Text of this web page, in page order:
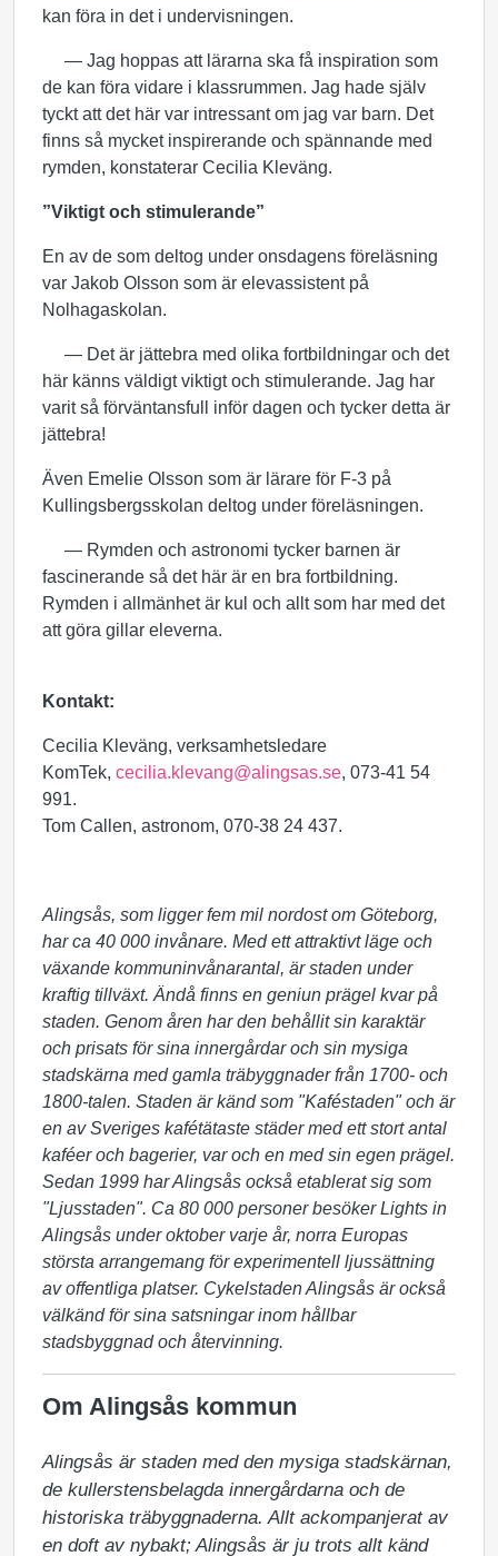
kan föra in det i undervisningen.
— Jag hoppas att lärarna ska få inspiration som
de kan föra vidare i klassrummen. Jag hade själv
tyckt att det här var intressant om jag var barn. Det
finns så mycket inspirerande och spännande med
rymden, konstaterar Cecilia Kleväng.
”Viktigt och stimulerande”
En av de som deltog under onsdagens föreläsning
var Jakob Olsson som är elevassistent på
Nolhagaskolan.
— Det är jättebra med olika fortbildningar och det
här känns väldigt viktigt och stimulerande. Jag har
varit så förväntansfull inför dagen och tycker detta är
jättebra!
Även Emelie Olsson som är lärare för F-3 på
Kullingsbergsskolan deltog under föreläsningen.
— Rymden och astronomi tycker barnen är
fascinerande så det här är en bra fortbildning.
Rymden i allmänhet är kul och allt som har med det
att göra gillar eleverna.
Kontakt:
Cecilia Kleväng, verksamhetsledare
KomTek, cecilia.klevang@alingsas.se, 073-41 54
991.
Tom Callen, astronom, 070-38 24 437.
Alingsås, som ligger fem mil nordost om Göteborg,
har ca 40 000 invånare. Med ett attraktivt läge och
växande kommuninvånarantal, är staden under
kraftig tillväxt. Ändå finns en geniun prägel kvar på
staden. Genom åren har den behållit sin karaktär
och prisats för sina innergårdar och sin mysiga
stadskärna med gamla träbyggnader från 1700- och
1800-talen. Staden är känd som "Kaféstaden" och är
en av Sveriges kafétätaste städer med ett stort antal
kaféer och bagerier, var och en med sin egen prägel.
Sedan 1999 har Alingsås också etablerat sig som
"Ljusstaden". Ca 80 000 personer besöker Lights in
Alingsås under oktober varje år, norra Europas
största arrangemang för experimentell ljussättning
av offentliga platser. Cykelstaden Alingsås är också
välkänd för sina satsningar inom hållbar
stadsbyggnad och återvinning.
Om Alingsås kommun
Alingsås är staden med den mysiga stadskärnan,
de kullerstensbelagda innergårdarna och de
historiska träbyggnaderna. Allt ackompanjerat av
en doft av nybakt; Alingsås är ju trots allt känd